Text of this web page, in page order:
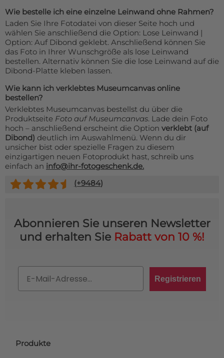
Wie bestelle ich eine einzelne Leinwand ohne Rahmen?
Laden Sie Ihre Fotodatei von dieser Seite hoch und
wählen Sie anschließend die Option: Lose Leinwand |
Option: Auf Dibond geklebt. Anschließend können Sie
das Foto in Ihrer Wunschgröße als lose Leinwand
bestellen. Alternativ können Sie die lose Leinwand auf die
Dibond-Platte kleben lassen.
Wie kann ich verklebtes Museumcanvas online
bestellen?
Verklebtes Museumcanvas bestellst du über die
Produktseite Foto auf Museumcanvas. Lade dein Foto
hoch – anschließend erscheint die Option verklebt (auf
Dibond) deutlich im Auswahlmenü. Wenn du dir
unsicher bist oder spezielle Fragen zu diesem
einzigartigen neuen Fotoprodukt hast, schreib uns
einfach an info@ihr-fotogeschenk.de.
(+9484)
Abonnieren Sie unseren Newsletter
und erhalten Sie Rabatt von 10 %!
Registrieren
Produkte